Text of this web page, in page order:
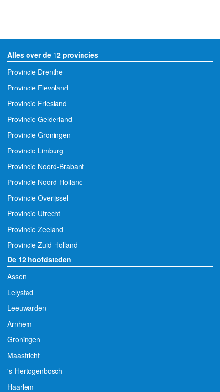
Alles over de 12 provincies
Provincie Drenthe
Provincie Flevoland
Provincie Friesland
Provincie Gelderland
Provincie Groningen
Provincie Limburg
Provincie Noord-Brabant
Provincie Noord-Holland
Provincie Overijssel
Provincie Utrecht
Provincie Zeeland
Provincie Zuid-Holland
De 12 hoofdsteden
Assen
Lelystad
Leeuwarden
Arnhem
Groningen
Maastricht
's-Hertogenbosch
Haarlem